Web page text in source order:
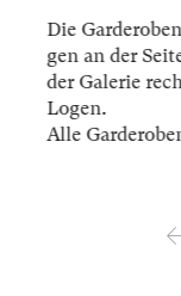
Die
gen an der
der Ga­le­rie
Lo­gen.
Alle